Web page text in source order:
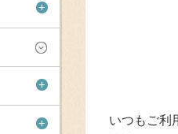
+
+
+
いつもご利